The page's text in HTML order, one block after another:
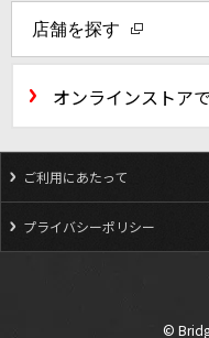
店舗を探す
オンラインストア
ご利用にあたって
プライバシーポリシー
©